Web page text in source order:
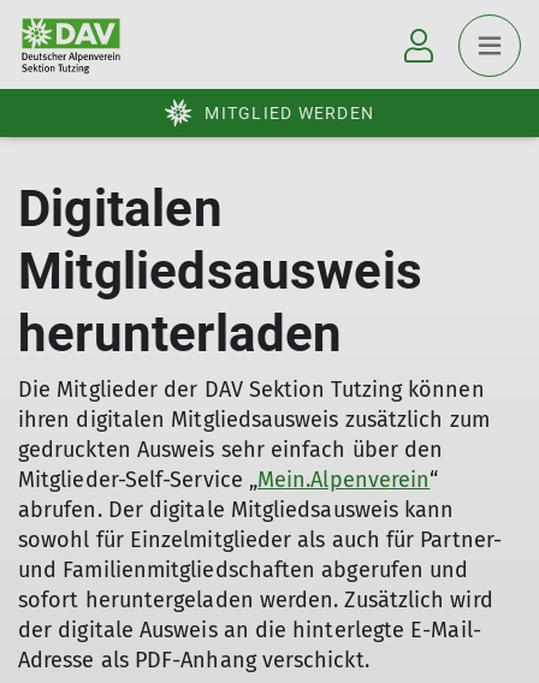
MITGLIED WERDEN
Digitalen
Mitgliedsausweis
herunterladen
Die Mitglieder der DAV Sektion Tutzing können
ihren digitalen Mitgliedsausweis zusätzlich zum
gedruckten Ausweis sehr einfach über den
Mitglieder-Self-Service „Mein.Alpenverein“
abrufen. Der digitale Mitgliedsausweis kann
sowohl für Einzelmitglieder als auch für Partner-
und Familienmitgliedschaften abgerufen und
sofort heruntergeladen werden. Zusätzlich wird
der digitale Ausweis an die hinterlegte E-Mail-
Adresse als PDF-Anhang verschickt.